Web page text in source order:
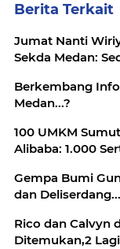
Berita Terkait
Jumat Nanti
Sekda Medan:
Berkembang
Medan...?
100 UMKM
Alibaba: 1.000
Gempa Bumi
dan Deliserdang...
Rico dan Calvyn di Grand Polonia: Satu Korban